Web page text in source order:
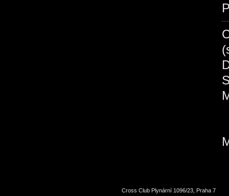
Cross Club Plynární 1096/23, Praha 7